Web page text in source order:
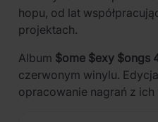
hopu, od lat
projektach.
Album $ome $exy $ongs
czerwonym winylu.
opracowanie nagrań z ich